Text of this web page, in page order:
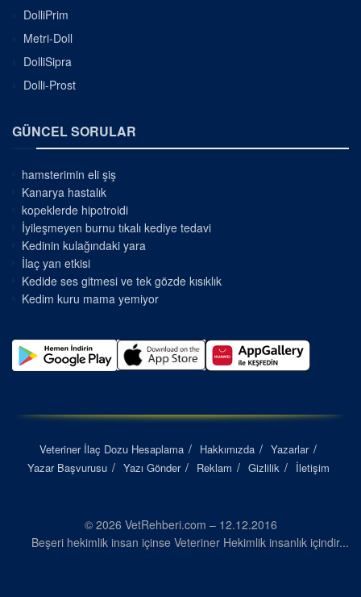
DolliPrim
Metri-Doll
DolliSipra
Dolli-Prost
GÜNCEL SORULAR
hamsterimin eli şiş
Kanarya hastalık
kopeklerde hipotroidi
İyileşmeyen burnu tıkalı kediye tedavi
Kedinin kulağındaki yara
İlaç yan etkisi
Kedide ses gitmesi ve tek gözde kısıklık
Kedim kuru mama yemiyor
Veteriner İlaç Dozu Hesaplama Hakkımızda
Yazarlar
Yazar Başvurusu
Yazı Gönder Reklam Gizlilik İletişim
© 2026 VetRehberi.com – 12.12.2016
Beşeri hekimlik insan içinse Veteriner Hekimlik insanlık içindir...